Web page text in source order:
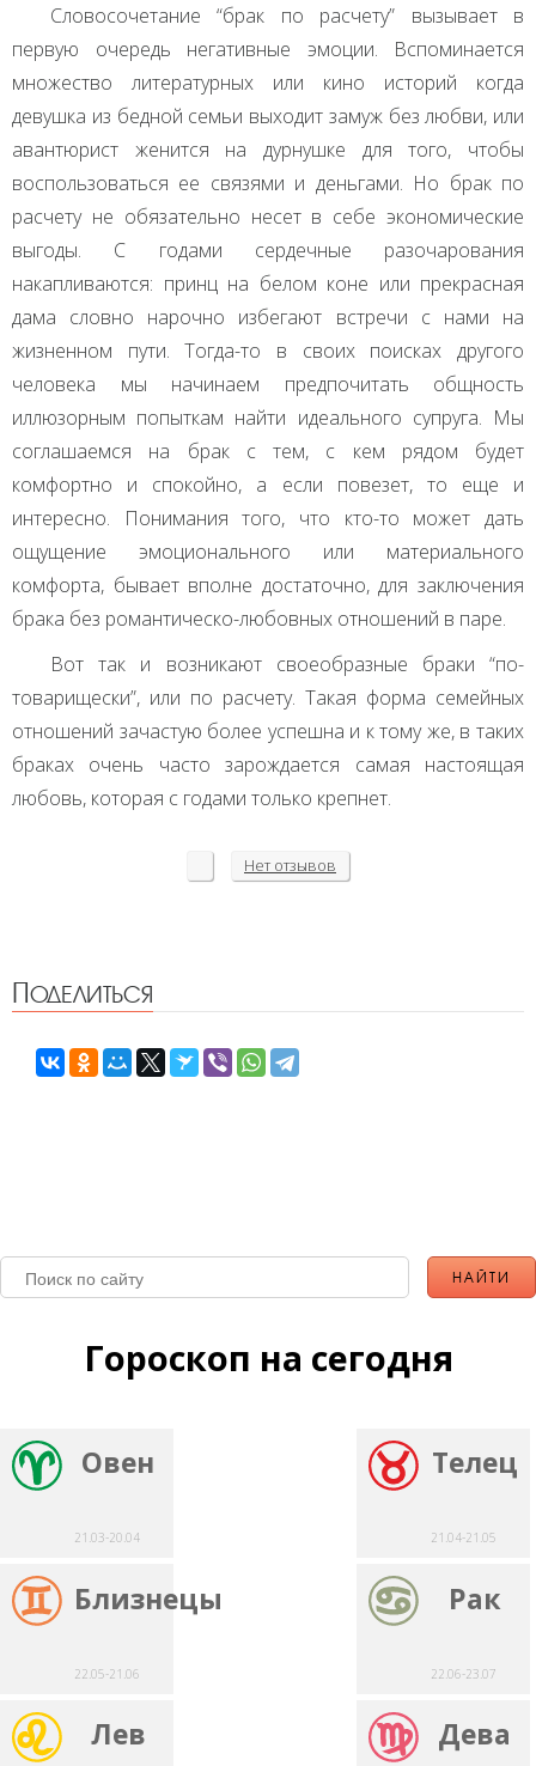
Словосочетание “брак по расчету” вызывает в
первую очередь негативные эмоции. Вспоминается
множество литературных или кино историй когда
девушка из бедной семьи выходит замуж без любви, или
авантюрист женится на дурнушке для того, чтобы
воспользоваться ее связями и деньгами. Но брак по
расчету не обязательно несет в себе экономические
выгоды. С годами сердечные разочарования
накапливаются: принц на белом коне или прекрасная
дама словно нарочно избегают встречи с нами на
жизненном пути. Тогда-то в своих поисках другого
человека мы начинаем предпочитать общность
иллюзорным попыткам найти идеального супруга. Мы
соглашаемся на брак с тем, с кем рядом будет
комфортно и спокойно, а если повезет, то еще и
интересно. Понимания того, что кто-то может дать
ощущение эмоционального или материального
комфорта, бывает вполне достаточно, для заключения
брака без романтическо-любовных отношений в паре.
Вот так и возникают своеобразные браки “по-
товарищески”, или по расчету. Такая форма семейных
отношений зачастую более успешна и к тому же, в таких
браках очень часто зарождается самая настоящая
любовь, которая с годами только крепнет.
Нет отзывов
Поделиться
Гороскоп на сегодня
Овен
21.03-20.04
Телец
21.04-21.05
Близнецы
22.05-21.06
Рак
22.06-23.07
Лев Дева